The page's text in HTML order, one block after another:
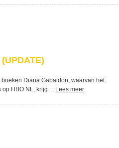
Diana Gabaldon, waarvan het
HBO NL, krijg ... Lees meer